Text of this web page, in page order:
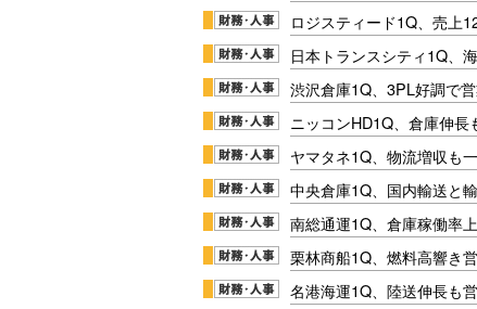
ロジスティード1Q、売上
日本トランスシティ1Q、
渋沢倉庫1Q、3PL好調で
ニッコンHD1Q、倉庫伸長
ヤマタネ1Q、物流増収も
中央倉庫1Q、国内輸送と
南総通運1Q、倉庫稼働率
栗林商船1Q、燃料高響き
名港海運1Q、陸送伸長も